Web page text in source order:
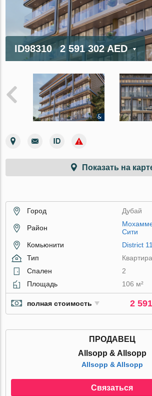
ID98310 2 591 302 AED
Показать на
Город Дубай
Район
Сити
Комьюнити
District 11
Тип
Квартира
Спален
2
Площадь
106 м²
полная стоимость 2
ПРОДАВЕЦ
Allsopp & Allsopp
Allsopp & Allsopp
Связаться